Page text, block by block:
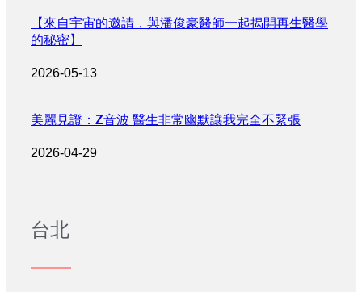
【來自宇宙的邀請，與潘俊豪醫師一起揭開再生醫學
的秘密】
2026-05-13
美麗見證：Z音波 醫生非常幽默讓我完全不緊張
2026-04-29
台北